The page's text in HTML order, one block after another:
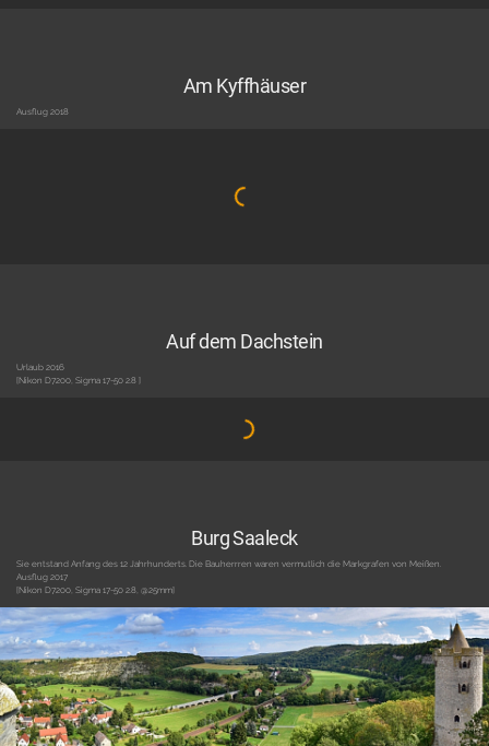
Am Kyffhäuser
Ausflug 2018
Auf dem Dachstein
Urlaub 2016
[Nikon D7200, Sigma 17-50 2.8 ]
Burg Saaleck
Sie entstand Anfang des 12 Jahrhunderts. Die Bauherrren waren vermutlich die Markgrafen von Meißen.
Ausflug 2017
[Nikon D7200, Sigma 17-50 2.8, @25mm]